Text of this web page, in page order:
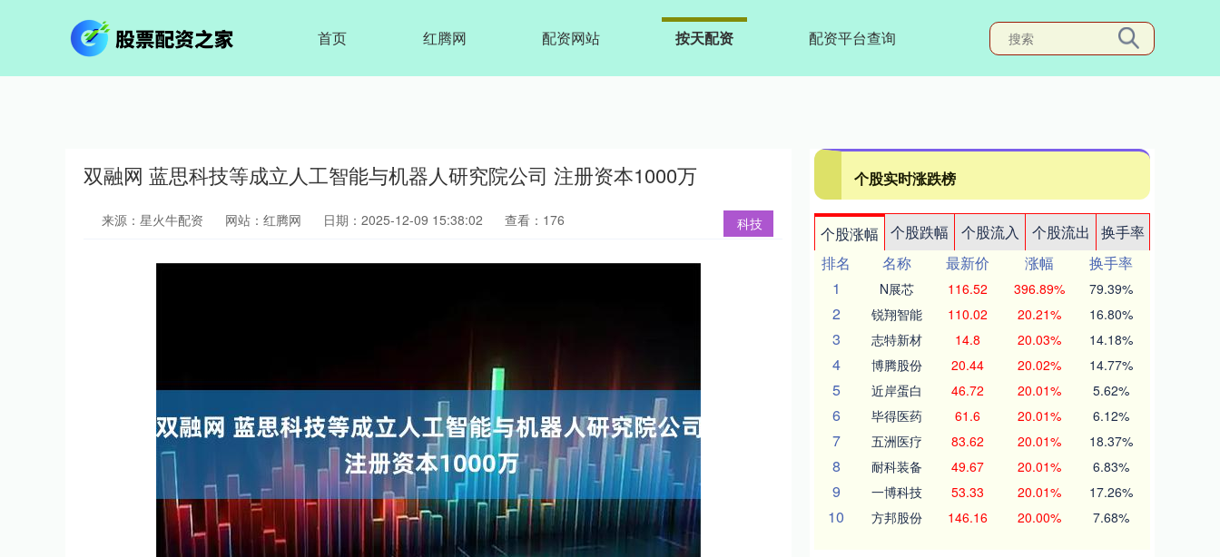
首页 红腾网 配资网站 按天配资 配资平台查询
双融网 蓝思科技等成立人工智能与机器人研究院公司 注册资本1000万
科技
来源：星火牛配资 网站：红腾网 日期：2025-12-09 15:38:02 查看：176
个股实时涨跌榜
个股涨幅 个股跌幅 个股流入 个股流出
换手率
排名
名称 最新价 涨幅
换手率
1
N展芯 116.52 396.89% 79.39%
2 锐翔智能 110.02 20.21% 16.80%
3 志特新材 14.8 20.03% 14.18%
4 博腾股份 20.44 20.02% 14.77%
5 近岸蛋白 46.72 20.01% 5.62%
6 毕得医药 61.6 20.01% 6.12%
7 五洲医疗 83.62 20.01% 18.37%
8 耐科装备 49.67 20.01% 6.83%
9 一博科技 53.33 20.01% 17.26%
10 方邦股份 146.16 20.00% 7.68%